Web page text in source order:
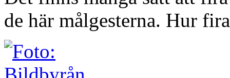
de här målgesterna. Hur